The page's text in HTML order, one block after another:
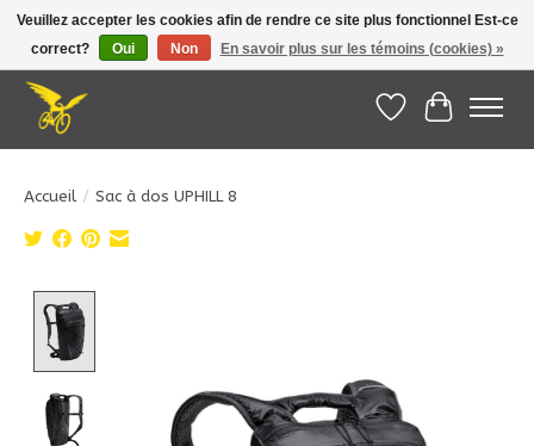
Le Pédalier | Îles de la Madeleine |info@lepedalier.com| 1-418-986-2965
Liste dePanier
Accueil / Sac à dos UPHILL 8
Veuillez accepter les cookies afin de rendre ce site plus fonctionnel Est-ce
correct?
Oui Non En savoir plus sur les témoins (cookies) »